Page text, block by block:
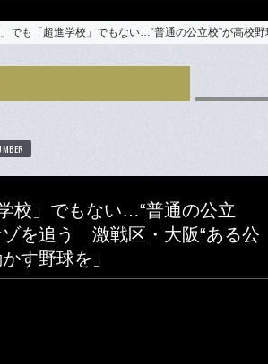
」でも「超進学校」でもない…“普通の公立校”が高校
校」でもない…“普通の公立
ゾを追う 激戦区・大阪“ある公
す野球を」